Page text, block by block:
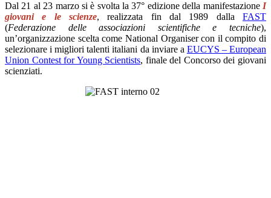
Dal 21 al 23 marzo si è svoltala 37° edizione della manifestazione I
giovani e le scienze, realizzata fin dal 1989 dalla FAST
(Federazione delle associazioni scientifiche e tecniche),
un’organizzazione scelta come National Organisercon il compito di
selezionare i migliori talenti italiani da inviare a EUCYS – European
Union Contest for Young Scientists, finale del Concorso dei giovani
scienziati.